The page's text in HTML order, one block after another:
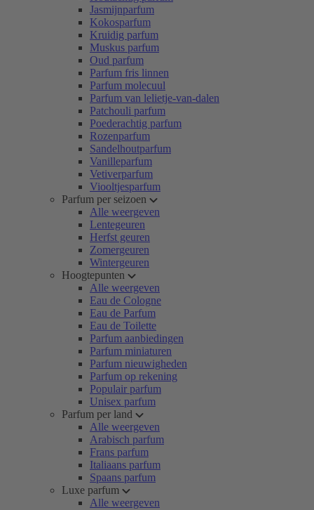
Jasmijnparfum
Kokosparfum
Kruidig parfum
Muskus parfum
Oud parfum
Parfum fris linnen
Parfum molecuul
Parfum van lelietje-van-dalen
Patchouli parfum
Poederachtig parfum
Rozenparfum
Sandelhoutparfum
Vanilleparfum
Vetiverparfum
Viooltjesparfum
Parfum per seizoen
Alle weergeven
Lentegeuren
Herfst geuren
Zomergeuren
Wintergeuren
Hoogtepunten
Alle weergeven
Eau de Cologne
Eau de Parfum
Eau de Toilette
Parfum aanbiedingen
Parfum miniaturen
Parfum nieuwigheden
Parfum op rekening
Populair parfum
Unisex parfum
Parfum per land
Alle weergeven
Arabisch parfum
Frans parfum
Italiaans parfum
Spaans parfum
Luxe parfum
Alle weergeven